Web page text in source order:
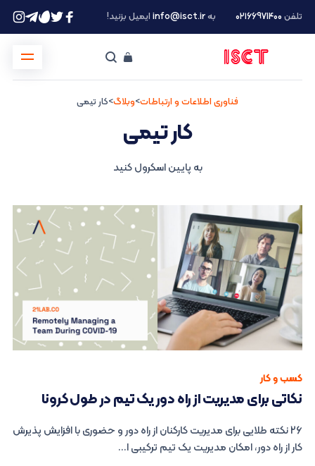
تلفن ۰۲۱66971400 بهinfo@isct.irایمیل بزنید!
فناوری اطلاعات و ارتباطات>وبلاگ>کار تیمی
کار تیمی
به پایین اسکرول کنید
کسب و کار
نکاتی برای مدیریت از راه دور یک تیم در طول کرونا
26 نکته طلایی برای مدیریت کارکنان از راه دور و حضوری با افزایش پذیرش
کار از راه دور، امکان مدیریت یک تیم ترکیبی ا...